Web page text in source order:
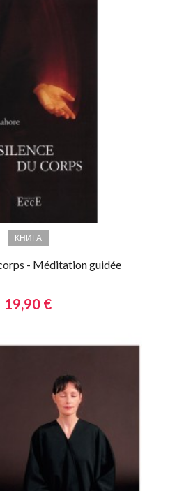
КНИГА
- Méditation guidée
19,90 €